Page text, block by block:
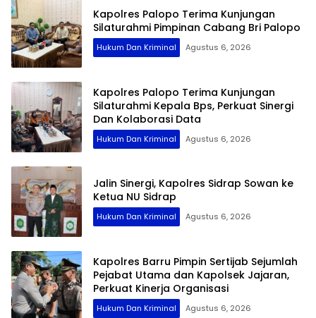
Kapolres Palopo Terima Kunjungan
Silaturahmi Pimpinan Cabang Bri Palopo
Hukum Dan Kriminal Agustus 6, 2026
Kapolres Palopo Terima Kunjungan
Silaturahmi Kepala Bps, Perkuat Sinergi
Dan Kolaborasi Data
Hukum Dan Kriminal Agustus 6, 2026
Jalin Sinergi, Kapolres Sidrap Sowan ke
Ketua NU Sidrap
Hukum Dan Kriminal Agustus 6, 2026
Kapolres Barru Pimpin Sertijab Sejumlah
Pejabat Utama dan Kapolsek Jajaran,
Perkuat Kinerja Organisasi
Hukum Dan Kriminal Agustus 6, 2026